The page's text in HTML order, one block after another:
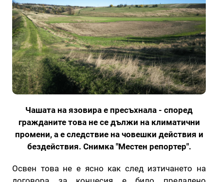
Чашата на язовира е пресъхнала - според
гражданите това не се дължи на климатични
промени, а е следствие на човешки действия и
бездействия. Снимка "Местен репортер".
Освен това не е ясно как след изтичането на